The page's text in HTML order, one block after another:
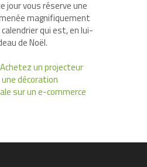
jour vous réserve une
magnifiquement
qui est, en lui-
de Noël.
Achetez un projecteur
une décoration
sur un e-commerce